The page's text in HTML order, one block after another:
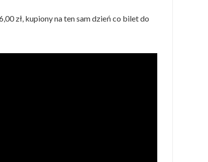
zł, kupiony na ten sam dzień co bilet do